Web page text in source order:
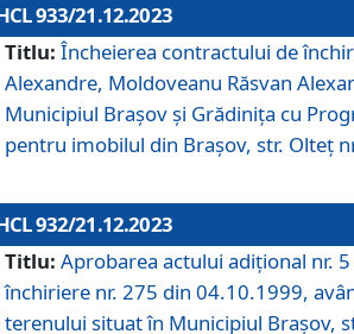
933/21.12.2023
Titlu: Încheierea contractului de
Alexandre, Moldoveanu Răsvan
Municipiul Braşov şi Grădinița cu
pentru imobilul din Brașov, str. Olteț
932/21.12.2023
Titlu: Aprobarea actului adițional nr.
închiriere nr. 275 din 04.10.1999,
terenului situat în Municipiul Brașov,